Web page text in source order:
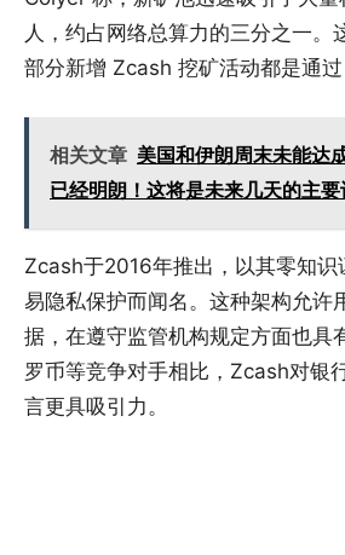
人，约占网络总算力的三分之一。
部分新增 Zcash 挖矿活动都是通过
相关文章 美国和伊朗周末未能达
已经明朗！这将是未来几天的主要
Zcash于2016年推出，以其零知识
易隐私保护而闻名。这种架构允许
据，在遵守监管机构规定方面也具
罗币等竞争对手相比，Zcash对银
言更具吸引力。